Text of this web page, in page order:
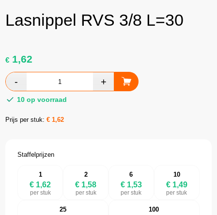
Lasnippel RVS 3/8 L=30
€ 1,62
10 op voorraad
Prijs per stuk:€1,62
Staffelprijzen
1
€ 1,62
per stuk
2
€ 1,58
per stuk
6
€ 1,53
per stuk
10
€ 1,49
per stuk
25 100